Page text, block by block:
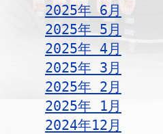
2025年 6月
2025年 5月
2025年 4月
2025年 3月
2025年 2月
2025年 1月
2024年12月